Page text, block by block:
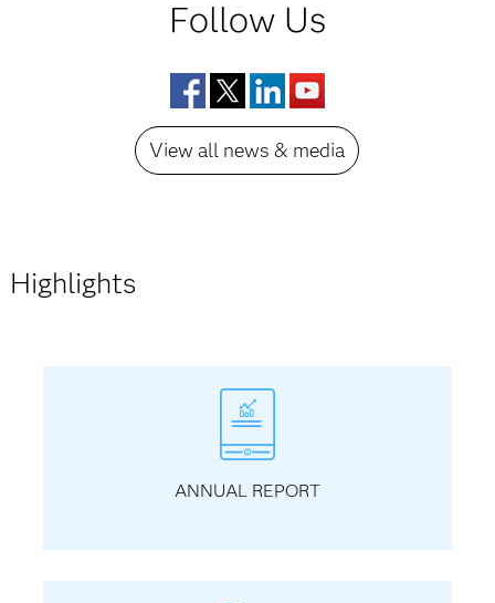
Follow Us
YouTube
View all news & media
Highlights
ANNUAL REPORT